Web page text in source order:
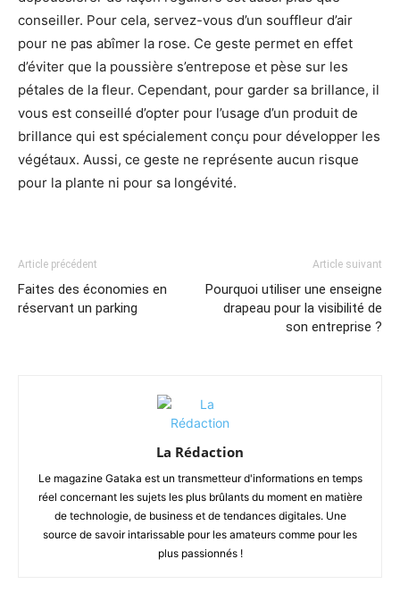
conseiller. Pour cela, servez-vous d’un souffleur d’air
pour ne pas abîmer la rose. Ce geste permet en effet
d’éviter que la poussière s’entrepose et pèse sur les
pétales de la fleur. Cependant, pour garder sa brillance, il
vous est conseillé d’opter pour l’usage d’un produit de
brillance qui est spécialement conçu pour développer les
végétaux. Aussi, ce geste ne représente aucun risque
pour la plante ni pour sa longévité.
Article précédent
Faites des économies en
réservant un parking
Article suivant
Pourquoi utiliser une enseigne
drapeau pour la visibilité de
son entreprise ?
La Rédaction
Le magazine Gataka est un transmetteur d'informations en temps
réel concernant les sujets les plus brûlants du moment en matière
de technologie, de business et de tendances digitales. Une
source de savoir intarissable pour les amateurs comme pour les
plus passionnés !